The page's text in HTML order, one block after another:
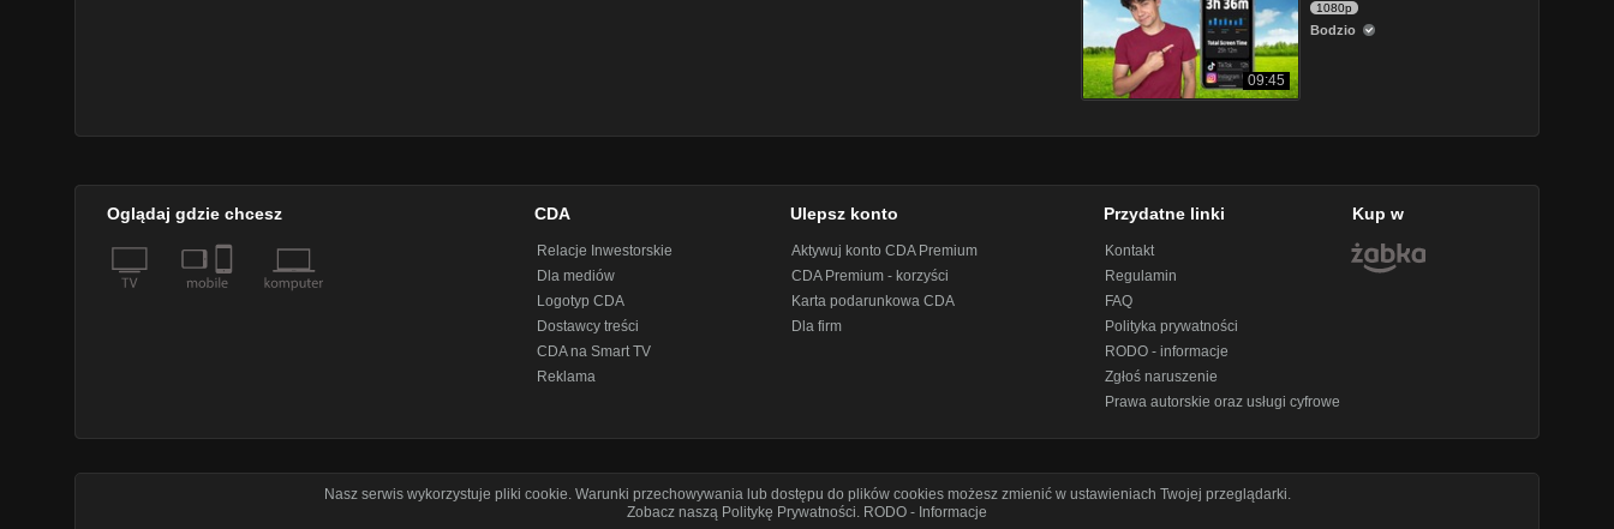
09:45
1080p
Bodzio
Oglądaj gdzie chcesz CDA
Relacje Inwestorskie
Dla mediów
Logotyp CDA
Dostawcy treści
CDA na Smart TV
Reklama
Ulepsz konto
Aktywuj konto CDA Premium
CDA Premium - korzyści
Karta podarunkowa CDA
Dla firm
Przydatne linki
Kontakt
Regulamin
FAQ
Polityka prywatności
RODO - informacje
Zgłoś naruszenie
Prawa autorskie oraz usługi cyfrowe
Kup w
Nasz serwis wykorzystuje pliki cookie. Warunki przechowywania lub dostępu do plików cookies możesz zmienić w ustawieniach Twojej przeglądarki.
Zobacz naszą Politykę Prywatności. RODO - Informacje